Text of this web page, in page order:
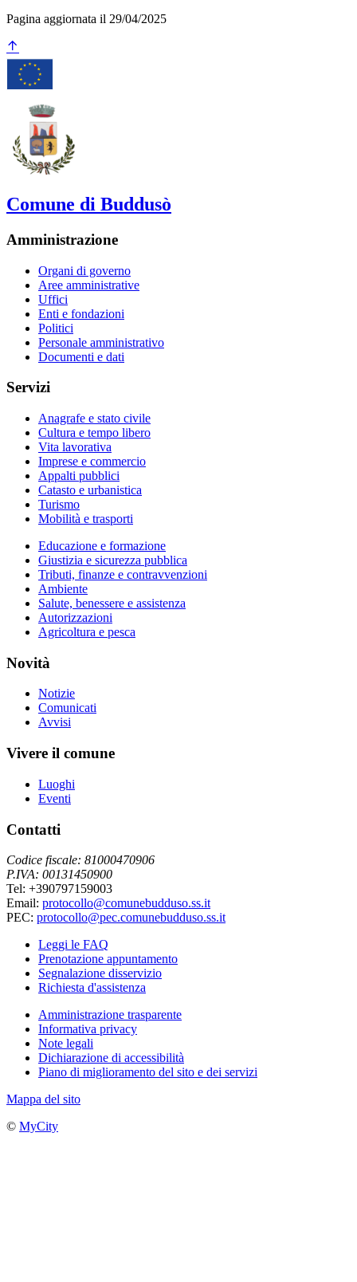
Pagina aggiornata il 29/04/2025
Comune di Buddusò
Amministrazione
Organi di governo
Aree amministrative
Uffici
Enti e fondazioni
Politici
Personale amministrativo
Documenti e dati
Servizi
Anagrafe e stato civile
Cultura e tempo libero
Vita lavorativa
Imprese e commercio
Appalti pubblici
Catasto e urbanistica
Turismo
Mobilità e trasporti
Educazione e formazione
Giustizia e sicurezza pubblica
Tributi, finanze e contravvenzioni
Ambiente
Salute, benessere e assistenza
Autorizzazioni
Agricoltura e pesca
Novità
Notizie
Comunicati
Avvisi
Vivere il comune
Luoghi
Eventi
Contatti
Codice fiscale: 81000470906
P.IVA: 00131450900
Tel: +390797159003
Email: protocollo@comunebudduso.ss.it
PEC: protocollo@pec.comunebudduso.ss.it
Leggi le FAQ
Prenotazione appuntamento
Segnalazione disservizio
Richiesta d'assistenza
Amministrazione trasparente
Informativa privacy
Note legali
Dichiarazione di accessibilità
Piano di miglioramento del sito e dei servizi
Mappa del sito
© MyCity